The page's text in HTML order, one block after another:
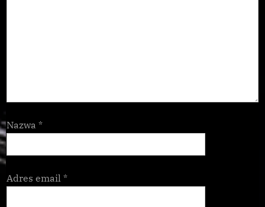
Nazwa *
Adres email *